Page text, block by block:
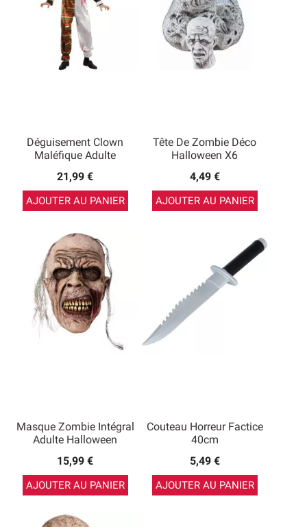
Déguisement Clown
Maléfique Adulte
21,99 €
AJOUTER AU PANIER
Tête De Zombie Déco
Halloween X6
4,49 €
AJOUTER AU PANIER
Masque Zombie Intégral
Adulte Halloween
15,99 €
AJOUTER AU PANIER
Couteau Horreur Factice
40cm
5,49 €
AJOUTER AU PANIER